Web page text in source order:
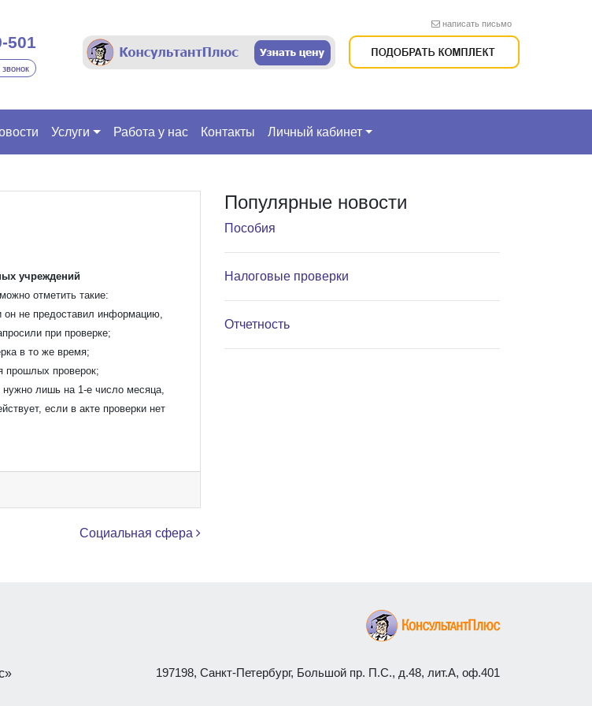
501
звонок
написать письмо
Услуги Работа у нас Контакты Личный кабинет
учреждений
отметить такие:
он не предоставил информацию,
при проверке;
в то же время;
прошлых проверок;
лишь на 1-е число месяца,
если в акте проверки нет
Социальная сфера
Популярные новости
Пособия
Налоговые проверки
Отчетность
197198, Санкт-Петербург, Большой пр. П.С., д.48, лит.А, оф.401